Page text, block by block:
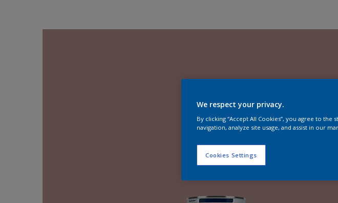
We respect your privacy.
By clicking “Accept All Cookies”, you agree to
navigation, analyze site usage, and assist in our
Cookies Settings